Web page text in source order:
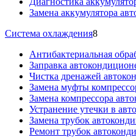
Замена аккумулятора
Система охлаждения8
Антибактериальная
Заправка
Чистка дренажей
Замена муфты
Замена компрессора
Устранение утечки в
Замена трубок
Ремонт трубок